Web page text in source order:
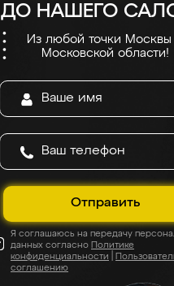
ДО НАШЕГО
Из любой точки Москвы
Московской области!
Отправить
Я соглашаюсь на передачу
данных согласно Политике
конфиденциальности
соглашению